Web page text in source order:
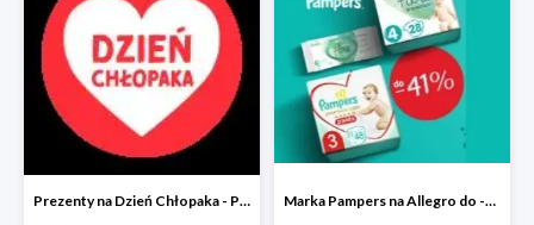
Prezenty na Dzień Chłopaka - Produkty SOXO do -25% Marka Pampers na Allegro do -41%